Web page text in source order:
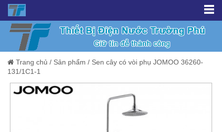
Trang chủ / Sản phẩm / Sen cây có vòi phụ JOMOO 36260-
131/1C1-1